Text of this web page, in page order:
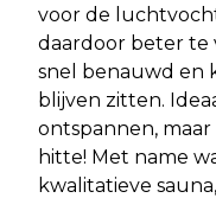
voor de
daardoor beter te
snel benauwd en
blijven zitten.
ontspannen,
hitte! Met name
kwalitatieve